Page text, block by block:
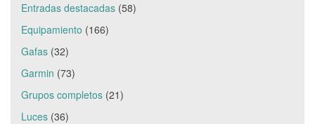
Entradas destacadas (58)
Equipamiento (166)
Gafas (32)
Garmin (73)
Grupos completos (21)
Luces (36)